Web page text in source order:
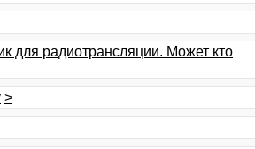
для радиотрансляции. Может кто
>